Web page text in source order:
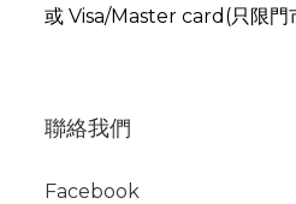
或 Visa/Master card(只限門
聯絡我們
Facebook